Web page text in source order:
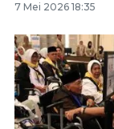
7 Mei 2026 18:35